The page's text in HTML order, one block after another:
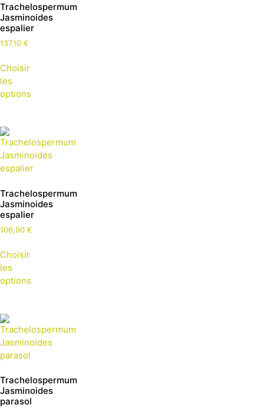
Trachelospermum
Jasminoides
espalier
137,10 €
Choisir
les
options
Trachelospermum
Jasminoides
espalier
106,90 €
Choisir
les
options
Trachelospermum
Jasminoides
parasol